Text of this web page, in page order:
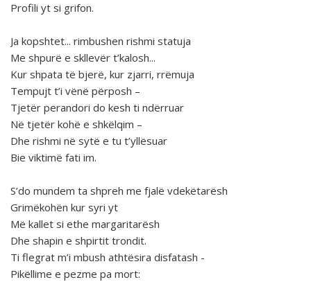
Profili yt si grifon.
Ja kopshtet... rimbushen rishmi statuja
Me shpurë e skllevër t’kalosh...
Kur shpata të bjerë, kur zjarri, rrëmuja
Tempujt t’i vënë përposh –
Tjetër perandori do kesh ti ndërruar
Në tjetër kohë e shkëlqim –
Dhe rishmi në sytë e tu t’yllësuar
Bie viktimë fati im.
S’do mundem ta shpreh me fjalë vdekëtarësh
Grimëkohën kur syri yt
Më kallet si ethe margaritarësh
Dhe shapin e shpirtit trondit.
Ti flegrat m’i mbush athtësira disfatash -
Pikëllime e pezme pa mort: